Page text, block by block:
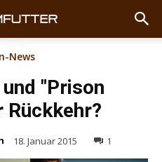
News
"Prison
Rückkehr?
18. Januar 2015 1